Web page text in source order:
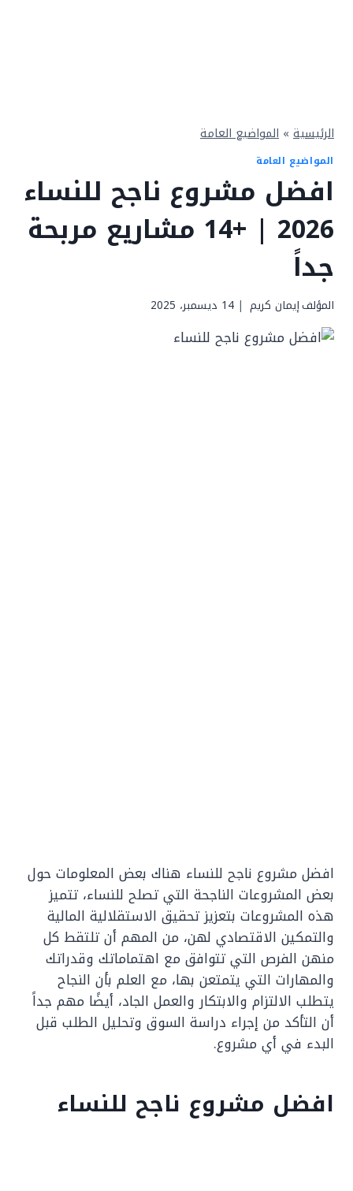
الرئيسية » المواضيع العامة
المواضيع العامة
افضل مشروع ناجح للنساء
2026 | +14 مشاريع مربحة
جداً
المؤلفإيمان كريم 14 ديسمبر، 2025
افضل مشروع ناجح للنساء هناك بعض المعلومات حول
بعض المشروعات الناجحة التي تصلح للنساء، تتميز
هذه المشروعات بتعزيز تحقيق الاستقلالية المالية
والتمكين الاقتصادي لهن، من المهم أن تلتقط كل
منهن الفرص التي تتوافق مع اهتماماتك وقدراتك
والمهارات التي يتمتعن بها، مع العلم بأن النجاح
يتطلب الالتزام والابتكار والعمل الجاد، أيضًا مهم جداً
أن التأكد من إجراء دراسة السوق وتحليل الطلب قبل
البدء في أي مشروع.
افضل مشروع ناجح للنساء